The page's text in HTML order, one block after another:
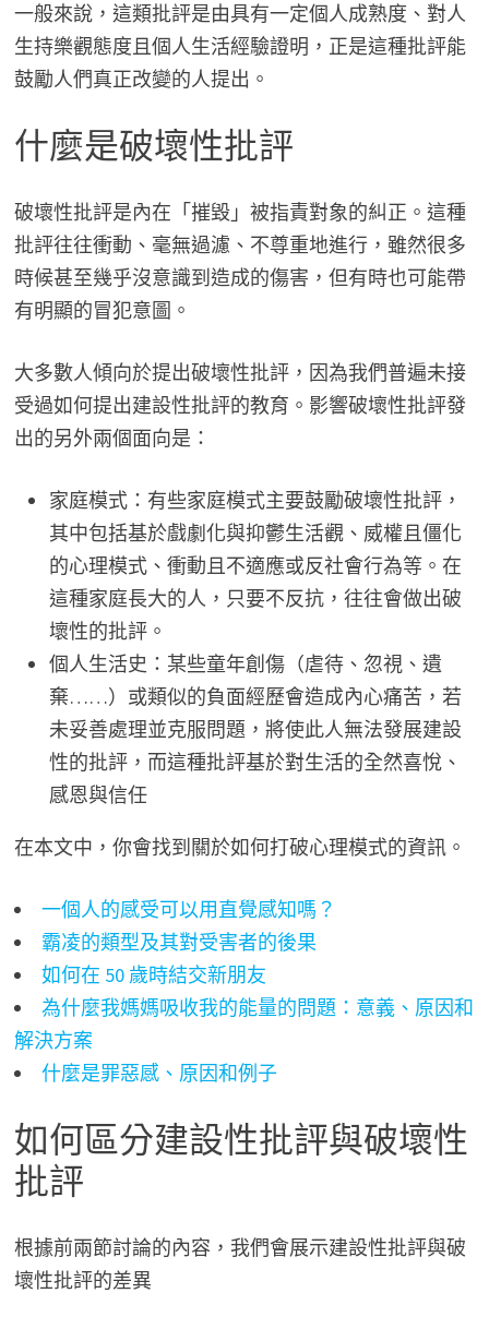
一般來說，這類批評是由具有一定個人成熟度、對人
生持樂觀態度且個人生活經驗證明，正是這種批評能
鼓勵人們真正改變的人提出。
什麼是破壞性批評
破壞性批評是內在「摧毀」被指責對象的糾正。這種
批評往往衝動、毫無過濾、不尊重地進行，雖然很多
時候甚至幾乎沒意識到造成的傷害，但有時也可能帶
有明顯的冒犯意圖。
大多數人傾向於提出破壞性批評，因為我們普遍未接
受過如何提出建設性批評的教育。影響破壞性批評發
出的另外兩個面向是：
家庭模式：有些家庭模式主要鼓勵破壞性批評，
其中包括基於戲劇化與抑鬱生活觀、威權且僵化
的心理模式、衝動且不適應或反社會行為等。在
這種家庭長大的人，只要不反抗，往往會做出破
壞性的批評。
個人生活史：某些童年創傷（虐待、忽視、遺
棄……）或類似的負面經歷會造成內心痛苦，若
未妥善處理並克服問題，將使此人無法發展建設
性的批評，而這種批評基於對生活的全然喜悅、
感恩與信任
在本文中，你會找到關於如何打破心理模式的資訊。
一個人的感受可以用直覺感知嗎？
霸凌的類型及其對受害者的後果
如何在 50 歲時結交新朋友
為什麼我媽媽吸收我的能量的問題：意義、原因和
解決方案
什麼是罪惡感、原因和例子
如何區分建設性批評與破壞性
批評
根據前兩節討論的內容，我們會展示建設性批評與破
壞性批評的差異